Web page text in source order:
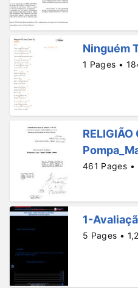
Ninguém
1 Pages •
RELIGIÃO
461 Pages •
1-
5 Pages •